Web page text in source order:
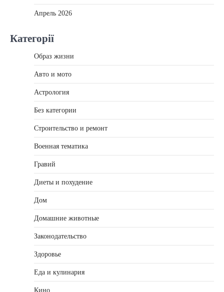
Апрель 2026
Категорії
Образ жизни
Авто и мото
Астрология
Без категории
Строительство и ремонт
Военная тематика
Гравий
Диеты и похудение
Дом
Домашние животные
Законодательство
Здоровье
Еда и кулинария
Кино